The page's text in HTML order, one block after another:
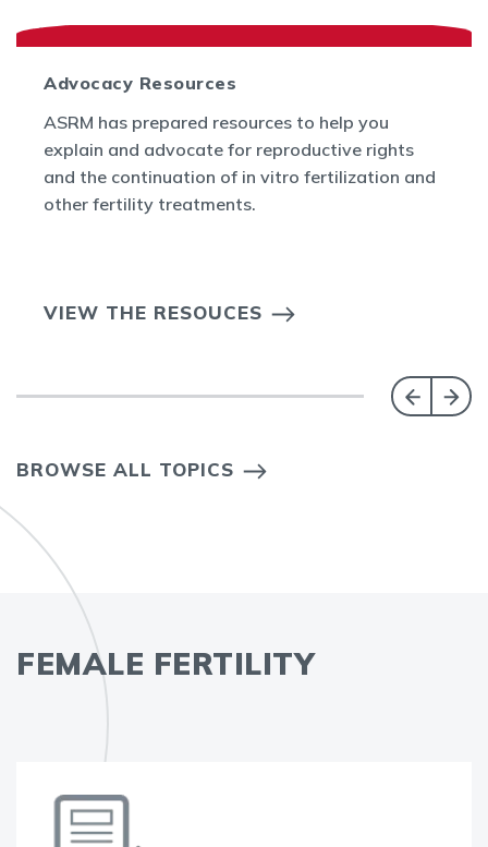
Advocacy Resources
ASRM has prepared resources to help you
explain and advocate for reproductive rights
and the continuation of in vitro fertilization and
other fertility treatments.
VIEW THE RESOUCES
BROWSE ALL TOPICS
FEMALE FERTILITY